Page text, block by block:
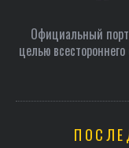
Официальный
целью